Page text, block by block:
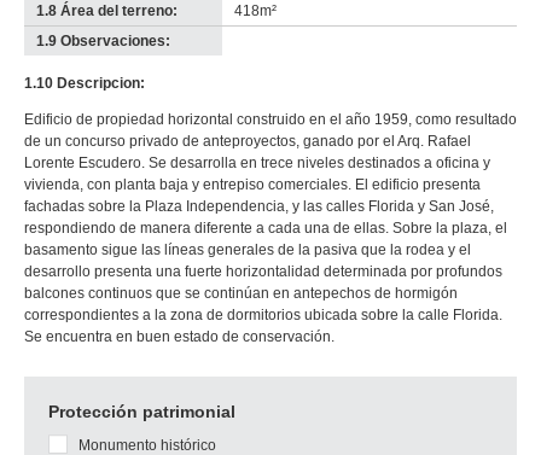
1.8 Área del terreno:
418m²
1.9 Observaciones:
1.10 Descripcion:
Edificio de propiedad horizontal construido en el año 1959, como resultado
de un concurso privado de anteproyectos, ganado por el Arq. Rafael
Lorente Escudero. Se desarrolla en trece niveles destinados a oficina y
vivienda, con planta baja y entrepiso comerciales. El edificio presenta
fachadas sobre la Plaza Independencia, y las calles Florida y San José,
respondiendo de manera diferente a cada una de ellas. Sobre la plaza, el
basamento sigue las líneas generales de la pasiva que la rodea y el
desarrollo presenta una fuerte horizontalidad determinada por profundos
balcones continuos que se continúan en antepechos de hormigón
correspondientes a la zona de dormitorios ubicada sobre la calle Florida.
Se encuentra en buen estado de conservación.
Protección patrimonial
Monumento histórico